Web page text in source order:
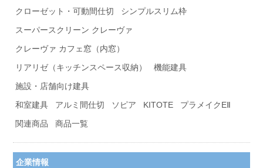
クローゼット・可動間仕切
シンプルスリム枠
スーパースクリーン クレーヴァ
クレーヴァ カフェ窓（内窓）
リアリゼ（キッチンスペース収納）
機能建具
施設・店舗向け建具
和室建具
アルミ間仕切 ソピア KITOTE
プラメイクEⅡ
関連商品
商品一覧
企業情報